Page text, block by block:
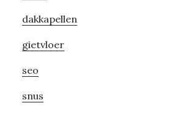
dakkapellen
gietvloer
seo
snus